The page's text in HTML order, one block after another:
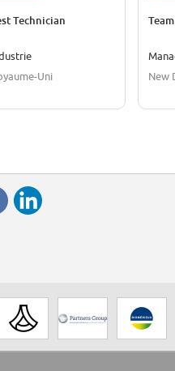
Technician
Uni
New